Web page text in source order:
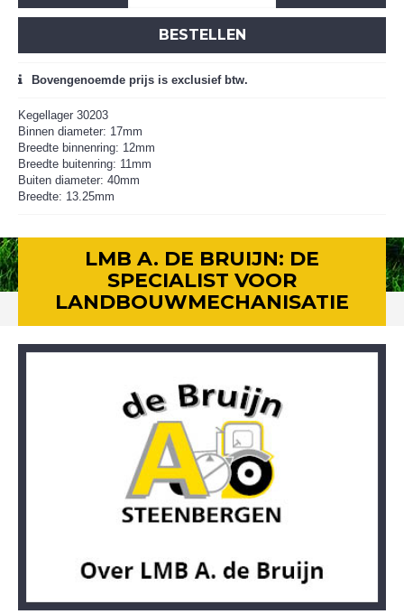
BESTELLEN
Bovengenoemde prijs is exclusief btw.
Kegellager 30203
Binnen diameter: 17mm
Breedte binnenring: 12mm
Breedte buitenring: 11mm
Buiten diameter: 40mm
Breedte: 13.25mm
LMB A. DE BRUIJN: DE
SPECIALIST VOOR
LANDBOUWMECHANISATIE